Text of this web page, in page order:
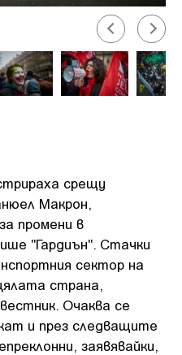
срещу
Макрон,
промени в
"Гардиън". Стачки
сектор на
страна,
Очаква се
и през следващите
заявявайки,